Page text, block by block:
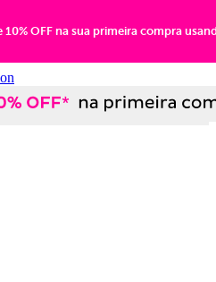
10% OFF na sua primeira compra